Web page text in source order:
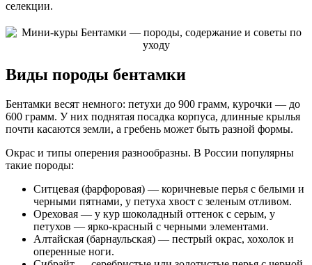
селекции.
Виды породы бентамки
Бентамки весят немного: петухи до 900 грамм, курочки — до
600 грамм. У них поднятая посадка корпуса, длинные крылья
почти касаются земли, а гребень может быть разной формы.
Окрас и типы оперения разнообразны. В России популярны
такие породы:
Ситцевая (фарфоровая) — коричневые перья с белыми и
черными пятнами, у петуха хвост с зеленым отливом.
Ореховая — у кур шоколадный оттенок с серым, у
петухов — ярко-красный с черными элементами.
Алтайская (барнаульская) — пестрый окрас, хохолок и
оперенные ноги.